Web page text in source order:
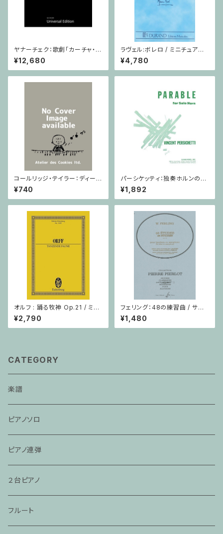
ヤナーチェク：歌劇「カーチャ・カ
ヴァノヴァー」 / フルスコア
¥12,680
ラヴェル:ボレロ / ミニチュアス
コア
¥4,780
コールリッジ・テイラー：ディープ
リバー Op.59,No.10 / ヴァイオ
リン・ピアノ
¥740
パーシケッティ：独奏ホルンのた
めの寓話 第８番 作品120 / ホ
ルン
¥1,892
オルフ : 踊る牧神 Op.21 / ミニ
チュアスコア
¥2,790
フェリング：48の練習曲 / サク
ソフォーンorオーボエ
¥1,480
CATEGORY
楽譜
ピアノソロ
ピアノ連弾
２台ピアノ
フルート